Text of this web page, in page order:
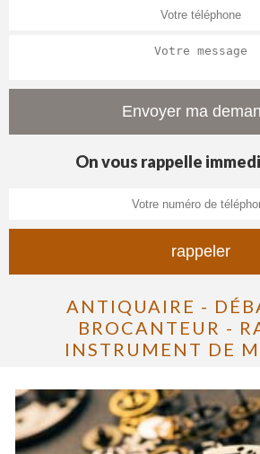
On vous rappelle
ANTIQUAIRE -
BROCANTEUR -
INSTRUMENT DE